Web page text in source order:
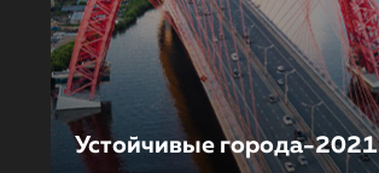
Устойчивые города-2021